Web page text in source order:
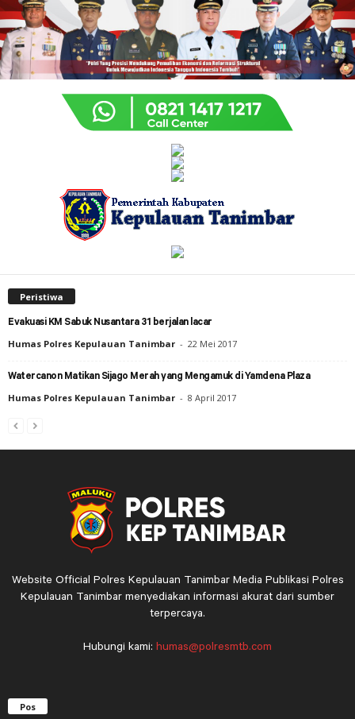
Peristiwa
Evakuasi KM Sabuk Nusantara 31 berjalan lacar
Humas Polres Kepulauan Tanimbar - 22 Mei 2017
Watercanon Matikan Sijago Merah yang Mengamuk di Yamdena Plaza
Humas Polres Kepulauan Tanimbar - 8 April 2017
Website Official Polres Kepulauan Tanimbar Media Publikasi Polres
Kepulauan Tanimbar menyediakan informasi akurat dari sumber
terpercaya.
Hubungi kami: humas@polresmtb.com
Pos